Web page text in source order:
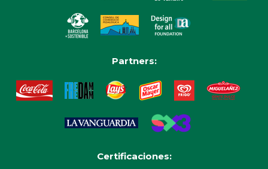
Partners:
Certificaciones: